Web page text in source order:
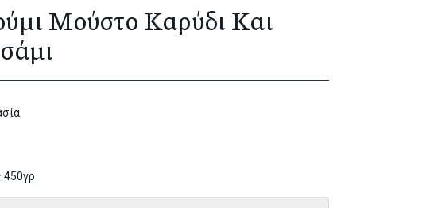
Μούστο Καρύδι Και
450γρ